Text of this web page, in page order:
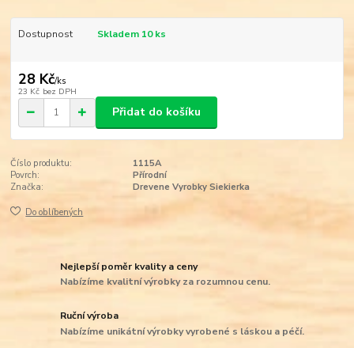
Dostupnost Skladem 10 ks
28 Kč/ks
23 Kč bez DPH
Přidat do košíku
Číslo produktu:
1115A
Povrch:
Přírodní
Značka:
Drevene Vyrobky Siekierka
Do oblíbených
Nejlepší poměr kvality a ceny
Nabízíme kvalitní výrobky za rozumnou cenu.
Ruční výroba
Nabízíme unikátní výrobky vyrobené s láskou a péčí.